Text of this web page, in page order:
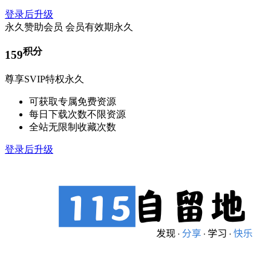
登录后升级
永久赞助会员 会员有效期永久
159积分
尊享SVIP特权永久
可获取专属免费资源
每日下载次数不限资源
全站无限制收藏次数
登录后升级